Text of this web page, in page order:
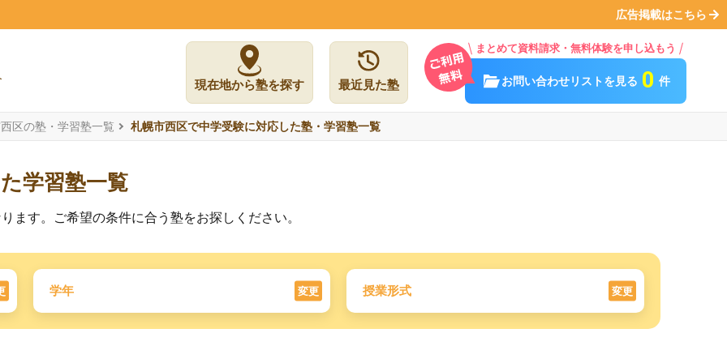
広告掲載はこちら
現在地から塾を探す 最近見た塾
まとめて資料請求・無料体験を申し込もう
お問い合わせリストを見る 0 件
区の塾・学習塾一覧 札幌市西区で中学受験に対応した塾・学習塾一覧
学習塾一覧
ます。ご希望の条件に合う塾をお探しください。
学年 変更 授業形式 変更